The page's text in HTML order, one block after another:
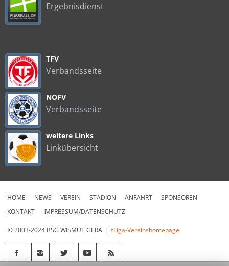
Ergebnisdienst
TFV
Verbandsseite
NOFV
Verbandsseite
weitere Links
Linkübersicht
HOME NEWS VEREIN STADION ANFAHRT
SPONSOREN
KONTAKT
IMPRESSUM/DATENSCHUTZ
© 2003-2024 BSG WISMUT GERA | zLiga-Vereinshomepage